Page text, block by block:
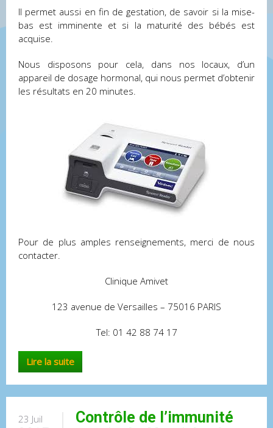
Il permet aussi en fin de gestation, de savoir si la mise-
bas est imminente et si la maturité des bébés est
acquise.
Nous disposons pour cela, dans nos locaux, d’un
appareil de dosage hormonal, qui nous permet d’obtenir
les résultats en 20 minutes.
Pour de plus amples renseignements, merci de nous
contacter.
Clinique Amivet
123 avenue de Versailles – 75016 PARIS
Tel: 01 42 88 74 17
Lire la suite
23 Juil
Contrôle de l’immunité